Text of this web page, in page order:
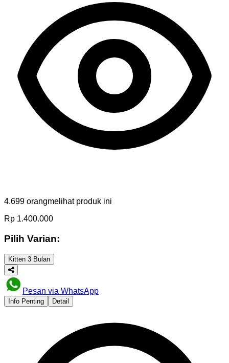
4.699 orangmelihat produk ini
Rp 1.400.000
Pilih Varian:
Kitten 3 Bulan
Pesan via WhatsApp
Info Penting Detail